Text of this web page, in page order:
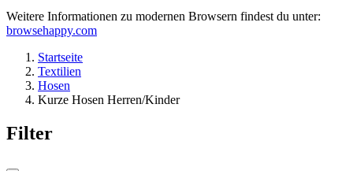
Weitere Informationen zu modernen Browsern findest du unter:
browsehappy.com
Startseite
Textilien
Hosen
Kurze Hosen Herren/Kinder
Filter